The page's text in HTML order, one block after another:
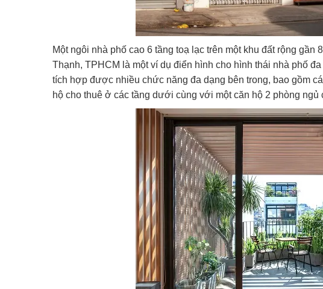
Một ngôi nhà phố cao 6 tầng toạ lạc trên một khu đất rộng
Thạnh, TPHCM là một ví dụ điển hình cho hình thái nhà phố
tích hợp được nhiều chức năng đa dạng bên trong, bao gồm
hộ cho thuê ở các tầng dưới cùng với một căn hộ 2 phòng